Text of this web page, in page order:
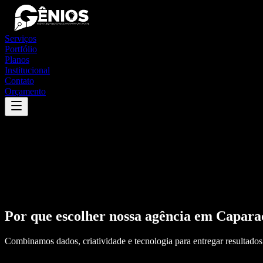
Serviços
Portfólio
Planos
Institucional
Contato
Orçamento
Por que escolher nossa agência em
Combinamos dados, criatividade e tecnologia para entregar